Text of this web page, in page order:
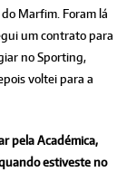
Marfim. Foram lá
um contrato para
no Sporting,
voltei para a
pela Académica,
estiveste no